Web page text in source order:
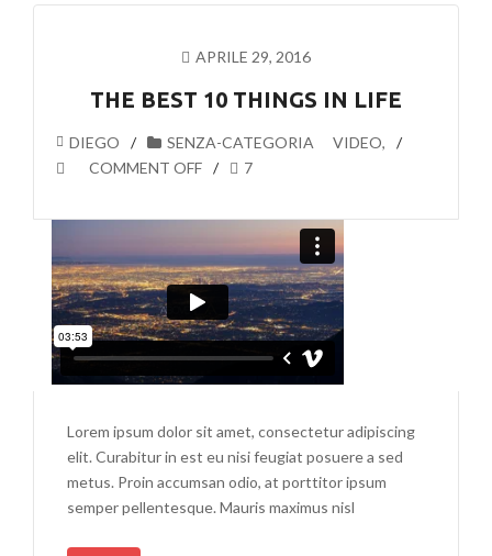
APRILE 29, 2016
THE BEST 10 THINGS IN LIFE
DIEGO SENZA-CATEGORIA ,
VIDEO
COMMENT OFF
7
Lorem ipsum dolor sit amet, consectetur adipiscing
elit. Curabitur in est eu nisi feugiat posuere a sed
metus. Proin accumsan odio, at porttitor ipsum
semper pellentesque. Mauris maximus nisl